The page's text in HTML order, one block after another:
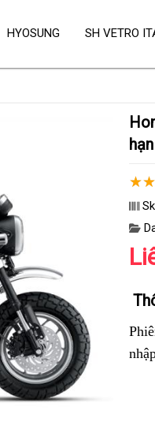
Honda Monkey X Dragonball 125cc phien bản giới
HYOSUNG SH VETRO